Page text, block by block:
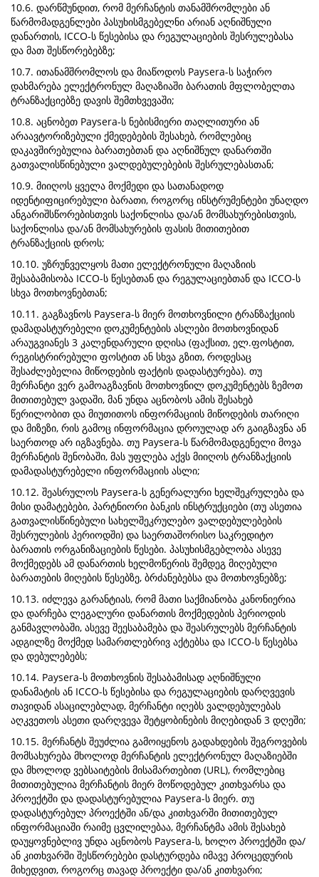
10.6. დარწმუნდით, რომ მერჩანტის თანამშრომლები ან
წარმომადგენლები პასუხისმგებელნი არიან აღნიშნული
დანართის, ICCO-ს წესებისა და რეგულაციების შესრულებასა
და მათ შესწორებებზე;
10.7. ითანამშრომლოს და მიაწოდოს Paysera-ს საჭირო
დახმარება ელექტრონულ მაღაზიაში ბარათის მფლობელთა
ტრანზაქციებზე დავის შემთხვევაში;
10.8. აცნობეთ Paysera-ს ნებისმიერი თაღლითური ან
არაავტორიზებული ქმედებების შესახებ, რომლებიც
დაკავშირებულია ბარათებთან და აღნიშნულ დანართში
გათვალისწინებული ვალდებულებების შესრულებასთან;
10.9. მიიღოს ყველა მოქმედი და სათანადოდ
იდენტიფიცირებული ბარათი, როგორც ინსტრუმენტები უნაღდო
ანგარიშსწორებისთვის საქონლისა და/ან მომსახურებისთვის,
საქონლისა და/ან მომსახურების ფასის მითითებით
ტრანზაქციის დროს;
10.10. უზრუნველყოს მათი ელექტრონული მაღაზიის
შესაბამისობა ICCO-ს წესებთან და რეგულაციებთან და ICCO-ს
სხვა მოთხოვნებთან;
10.11. გაგზავნოს Paysera-ს მიერ მოთხოვნილი ტრანზაქციის
დამადასტურებელი დოკუმენტების ასლები მოთხოვნიდან
არაუგვიანეს 3 კალენდარული დღისა (ფაქსით, ელ.ფოსტით,
რეგისტრირებული ფოსტით ან სხვა გზით, როდესაც
შესაძლებელია მიწოდების ფაქტის დადასტურება). თუ
მერჩანტი ვერ გამოაგზავნის მოთხოვნილ დოკუმენტებს ზემოთ
მითითებულ ვადაში, მან უნდა აცნობოს ამის შესახებ
წერილობით და მიუთითოს ინფორმაციის მიწოდების თარიღი
და მიზეზი, რის გამოც ინფორმაცია დროულად არ გაიგზავნა ან
საერთოდ არ იგზავნება. თუ Paysera-ს წარმომადგენელი მოვა
მერჩანტის შენობაში, მას უფლება აქვს მიიღოს ტრანზაქციის
დამადასტურებელი ინფორმაციის ასლი;
10.12. შეასრულოს Paysera-ს გენერალური ხელშეკრულება და
მისი დამატებები, პარტნიორი ბანკის ინსტრუქციები (თუ ასეთია
გათვალისწინებული სახელშეკრულებო ვალდებულებების
შესრულების პერიოდში) და საერთაშორისო საკრედიტო
ბარათის ორგანიზაციების წესები. პასუხისმგებლობა ასევე
მოქმედებს ამ დანართის ხელმოწერის შემდეგ მიღებული
ბარათების მიღების წესებზე, ბრძანებებსა და მოთხოვნებზე;
10.13. იძლევა გარანტიას, რომ მათი საქმიანობა კანონიერია
და დარჩება ლეგალური დანართის მოქმედების პერიოდის
განმავლობაში, ასევე შეესაბამება და შეასრულებს მერჩანტის
ადგილზე მოქმედ სამართლებრივ აქტებსა და ICCO-ს წესებსა
და დებულებებს;
10.14. Paysera-ს მოთხოვნის შესაბამისად აღნიშნული
დანამატის ან ICCO-ს წესებისა და რეგულაციების დარღვევის
თავიდან ასაცილებლად, მერჩანტი იღებს ვალდებულებას
აღკვეთოს ასეთი დარღვევა შეტყობინების მიღებიდან 3 დღეში;
10.15. მერჩანტს შეუძლია გამოიყენოს გადახდების შეგროვების
მომსახურება მხოლოდ მერჩანტის ელექტრონულ მაღაზიებში
და მხოლოდ ვებსაიტების მისამართებით (URL), რომლებიც
მითითებულია მერჩანტის მიერ მოწოდებულ კითხვარსა და
პროექტში და დადასტურებულია Paysera-ს მიერ. თუ
დადასტურებულ პროექტში ან/და კითხვარში მითითებულ
ინფორმაციაში რაიმე ცვლილებაა, მერჩანტმა ამის შესახებ
დაუყოვნებლივ უნდა აცნობოს Paysera-ს, ხოლო პროექტში და/
ან კითხვარში შესწორებები დასტურდება იმავე პროცედურის
მიხედვით, როგორც თავად პროექტი და/ან კითხვარი;